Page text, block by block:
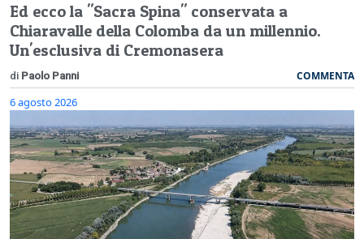
Ed ecco la "Sacra Spina" conservata a
Chiaravalle della Colomba da un millennio.
Un'esclusiva di Cremonasera
di Paolo Panni COMMENTA
6 agosto 2026